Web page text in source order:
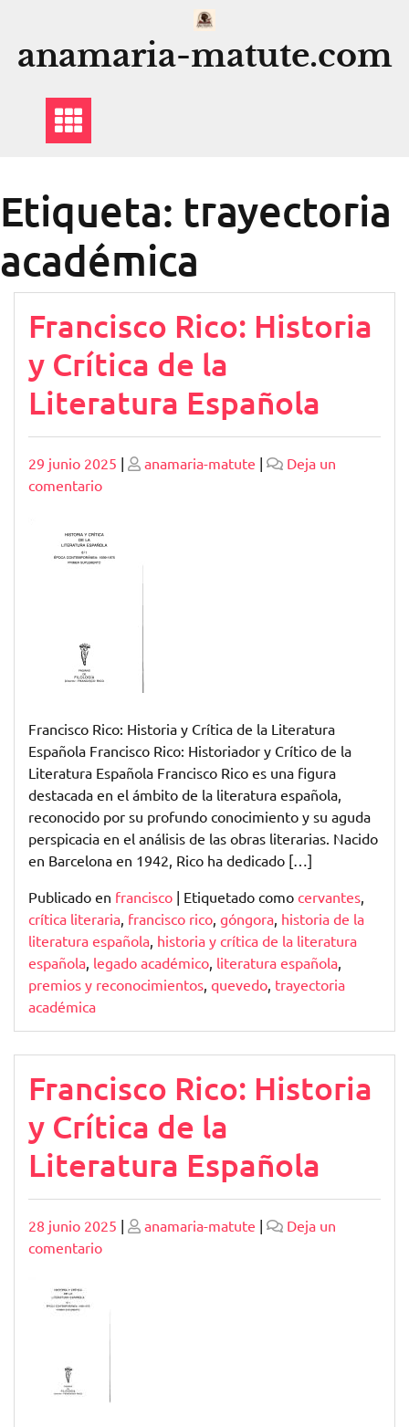
contenido
anamaria-matute.com
Etiqueta: trayectoria
académica
Francisco Rico: Historia
y Crítica de la
Literatura Española
Publicado
29 junio 2025 | Publicado
anamaria-matute |
Deja un
comentarioen
Historia
Literatura
Española
Francisco Rico: Historia y Crítica de la Literatura
Española Francisco Rico: Historiador y Crítico de la
Literatura Española Francisco Rico es una figura
destacada en el ámbito de la literatura española,
reconocido por su profundo conocimiento y su aguda
perspicacia en el análisis de las obras literarias. Nacido
en Barcelona en 1942, Rico ha dedicado […]
Publicado en francisco | Etiquetado como cervantes,
crítica literaria, francisco rico, góngora, historia de la
literatura española, historia y crítica de la literatura
española, legado académico, literatura española,
premios y reconocimientos, quevedo, trayectoria
académica
Francisco Rico: Historia
y Crítica de la
Literatura Española
Publicado
28 junio 2025 | Publicado
anamaria-matute |
Deja un
comentarioen
la